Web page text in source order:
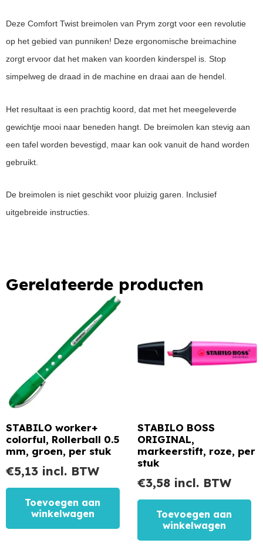
Deze Comfort Twist breimolen van Prym zorgt voor een revolutie
op het gebied van punniken! Deze ergonomische breimachine
zorgt ervoor dat het maken van koorden kinderspel is. Stop
simpelweg de draad in de machine en draai aan de hendel.
Het resultaat is een prachtig koord, dat met het meegeleverde
gewichtje mooi naar beneden hangt. De breimolen kan stevig aan
een tafel worden bevestigd, maar kan ook vanuit de hand worden
gebruikt.
De breimolen is niet geschikt voor pluizig garen. Inclusief
uitgebreide instructies.
Gerelateerde producten
STABILO worker+
colorful, Rollerball 0.5
mm, groen, per stuk
€5,13 incl. BTW
Toevoegen aan
winkelwagen
STABILO BOSS
ORIGINAL,
markeerstift, roze, per
stuk
€3,58 incl. BTW
Toevoegen aan
winkelwagen